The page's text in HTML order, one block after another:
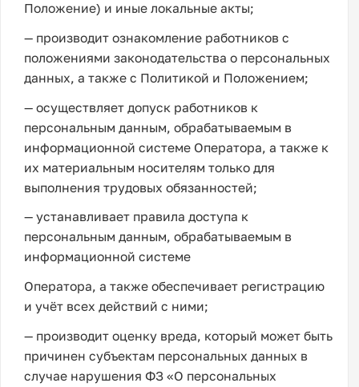
Положение) и иные локальные акты;
— производит ознакомление работников с
положениями законодательства о персональных
данных, а также с Политикой и Положением;
— осуществляет допуск работников к
персональным данным, обрабатываемым в
информационной системе Оператора, а также к
их материальным носителям только для
выполнения трудовых обязанностей;
— устанавливает правила доступа к
персональным данным, обрабатываемым в
информационной системе
Оператора, а также обеспечивает регистрацию
и учёт всех действий с ними;
— производит оценку вреда, который может быть
причинен субъектам персональных данных в
случае нарушения ФЗ «О персональных